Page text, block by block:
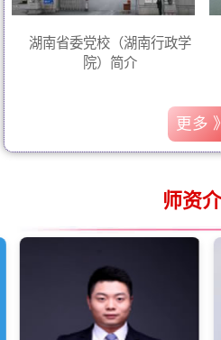
湖南省委党校（湖南行政学
院）简介
更多 》
师资